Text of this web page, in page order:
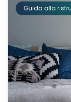
Guida alla